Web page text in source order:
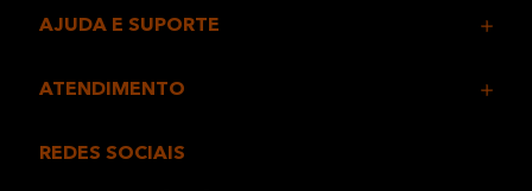
AJUDA E SUPORTE
ATENDIMENTO
REDES SOCIAIS